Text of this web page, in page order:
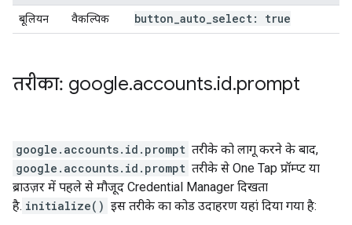
बूलियन वैकल्पिक button auto select: true
तरीका: google.accounts.id.prompt
google.accounts.id.prompt तरीके को लागू करने के बाद,
google.accounts.id.prompt तरीके से One Tap प्रॉम्प्ट या
ब्राउज़र में पहले से मौजूद Credential Manager दिखता
है. initialize() इस तरीके का कोड उदाहरण यहां दिया गया है: